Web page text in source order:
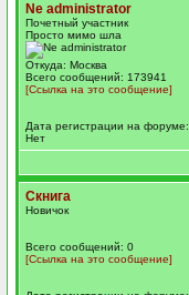
Ne administrator
Почетный участник
Просто мимо шла
Откуда: Москва
Всего сообщений: 173941
[Ссылка на это сообщение]
Дата регистрации на форуме:
Нет
Скнига
Новичок
Всего сообщений: 0
[Ссылка на это сообщение]